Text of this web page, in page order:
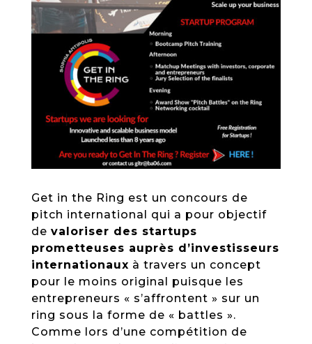
Get in the Ring est un concours de
pitch international qui a pour objectif
de valoriser des startups
prometteuses auprès d’investisseurs
internationaux à travers un concept
pour le moins original puisque les
entrepreneurs « s’affrontent » sur un
ring sous la forme de « battles ».
Comme lors d’une compétition de